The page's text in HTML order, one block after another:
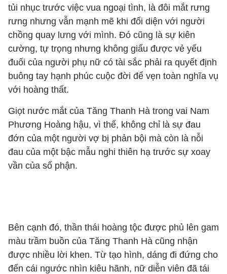
tủi nhục trước việc vua ngoại tình, là đôi mắt rưng
rưng nhưng vẫn mạnh mẽ khi đối diện với người
chồng quay lưng với mình. Đó cũng là sự kiên
cường, tự trọng nhưng không giấu được vẻ yếu
đuối của người phụ nữ có tài sắc phải ra quyết định
buông tay hạnh phúc cuộc đời để vẹn toàn nghĩa vụ
với hoàng thất.
Giọt nước mắt của Tăng Thanh Hà trong vai Nam
Phương Hoàng hậu, vì thế, không chỉ là sự đau
đớn của một người vợ bị phản bội mà còn là nỗi
đau của một bậc mẫu nghi thiên hạ trước sự xoay
vần của số phận.
Bên cạnh đó, thần thái hoàng tộc được phủ lên gam
màu trầm buồn của Tăng Thanh Hà cũng nhận
được nhiều lời khen. Từ tạo hình, dáng đi đứng cho
đến cái ngước nhìn kiêu hãnh, nữ diễn viên đã tái